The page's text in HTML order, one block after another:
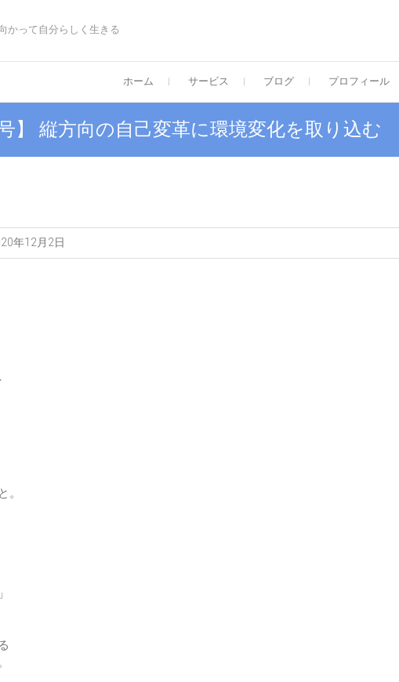
かって自分らしく生きる
ホーム サービス ブログ プロフィール
】 縦方向の自己変革に環境変化を取り込む
年12月2日
。